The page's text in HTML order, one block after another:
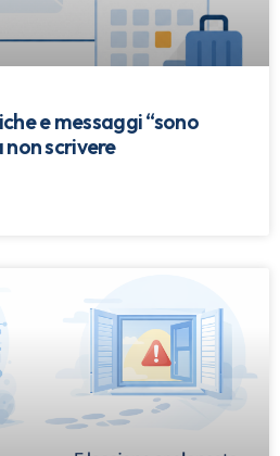
e messaggi “sono
scrivere